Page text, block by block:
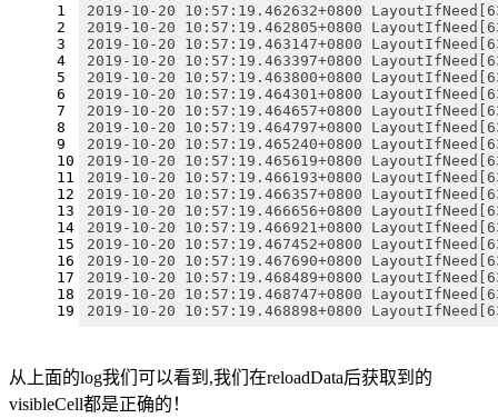
1
2
3
4
5
6
7
8
9
10
11
12
13
14
15
16
17
18
19
2019-10-20 10:57:19.462632+0800
2019-10-20 10:57:19.462805+0800
2019-10-20 10:57:19.463147+0800
2019-10-20 10:57:19.463397+0800
2019-10-20 10:57:19.463800+0800
2019-10-20 10:57:19.464301+0800
2019-10-20 10:57:19.464657+0800
2019-10-20 10:57:19.464797+0800
2019-10-20 10:57:19.465240+0800
2019-10-20 10:57:19.465619+0800
2019-10-20 10:57:19.466193+0800
2019-10-20 10:57:19.466357+0800
2019-10-20 10:57:19.466656+0800
2019-10-20 10:57:19.466921+0800
2019-10-20 10:57:19.467452+0800
2019-10-20 10:57:19.467690+0800
2019-10-20 10:57:19.468489+0800
2019-10-20 10:57:19.468747+0800
2019-10-20 10:57:19.468898+0800
从上面的log我们可以看到,我们在reloadData后获取到的
visibleCell都是正确的！